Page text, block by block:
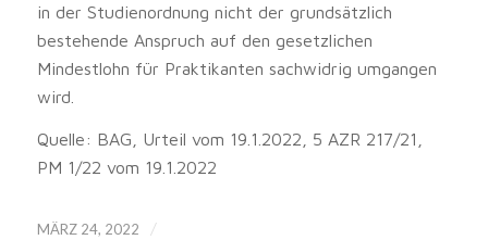
in der Studienordnung nicht der grundsätzlich
bestehende Anspruch auf den gesetzlichen
Mindestlohn für Praktikanten sachwidrig umgangen
wird.
Quelle: BAG, Urteil vom 19.1.2022, 5 AZR 217/21,
PM 1/22 vom 19.1.2022
MÄRZ 24, 2022 /